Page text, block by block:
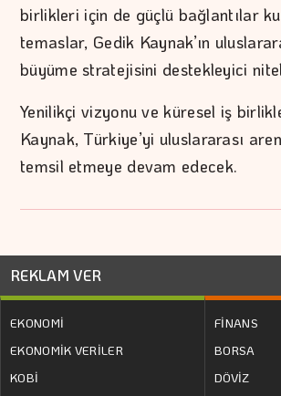
birlikleri için de güçlü bağlantılar
temaslar, Gedik Kaynak’ın
büyüme stratejisini destekleyici
Yenilikçi vizyonu ve küresel iş
Kaynak, Türkiye’yi uluslararası
temsil etmeye devam edecek.
REKLAM VER
EKONOMİ
EKONOMİK VERİLER
KOBİ
FİNANS
BORSA
DÖVİZ